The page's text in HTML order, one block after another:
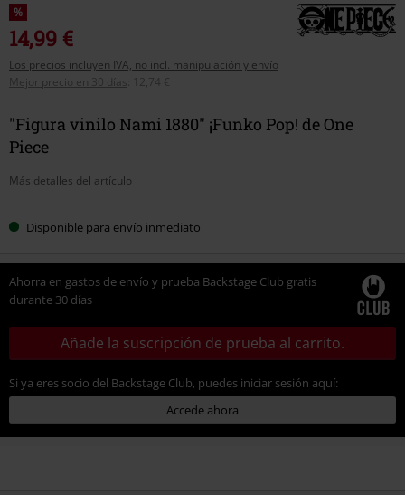
%
14,99 €
Los precios incluyen IVA, no incl. manipulación y envío
Mejor precio en 30 días
12,74 €
"Figura vinilo Nami 1880" ¡Funko Pop! de One
Piece
Más detalles del artículo
Disponible para envío inmediato
Ahorra en gastos de envío y prueba Backstage Club gratis
durante 30 días
Añade la suscripción de prueba al carrito.
Si ya eres socio del Backstage Club, puedes iniciar sesión aquí:
Accede ahora